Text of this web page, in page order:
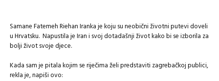
Samane Fatemeh Riehan Iranka je koju su neobični životni putevi doveli
u Hrvatsku. Napustila je Iran i svoj dotadašnji život kako bi se izborila za
bolji život svoje djece.
Kada sam je pitala kojim se riječima želi predstaviti zagrebačkoj publici,
rekla je, napiši ovo: